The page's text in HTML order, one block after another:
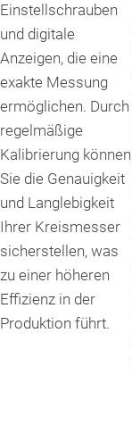
Einstellschrauben
und digitale
Anzeigen, die eine
exakte Messung
ermöglichen. Durch
regelmäßige
Kalibrierung können
Sie die Genauigkeit
und Langlebigkeit
Ihrer Kreismesser
sicherstellen, was
zu einer höheren
Effizienz in der
Produktion führt.